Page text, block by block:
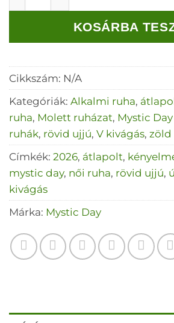
KOSÁRBA
Cikkszám: N/A
Kategóriák: Alkalmi ruha,
ruha, Molett ruházat, Mystic
ruhák, rövid ujjú, V kivágás, zöld
Címkék: 2026, átlapolt,
mystic day, női ruha, rövid ujjú,
kivágás
Márka: Mystic Day